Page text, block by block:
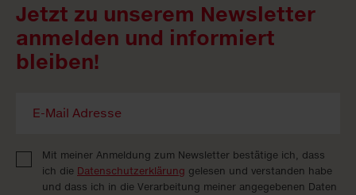
Jetzt zu unserem Newsletter
anmelden und informiert
bleiben!
Mit meiner Anmeldung zum Newsletter bestätige ich, dass
ich die Datenschutzerklärung gelesen und verstanden habe
und dass ich in die Verarbeitung meiner angegebenen Daten